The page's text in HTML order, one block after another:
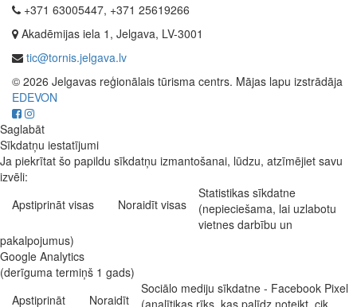
+371 63005447, +371 25619266
Akadēmijas iela 1, Jelgava, LV-3001
tic@tornis.jelgava.lv
© 2026 Jelgavas reģionālais tūrisma centrs. Mājas lapu izstrādāja
EDEVON
Saglabāt
Sīkdatņu iestatījumi
Ja piekrītat šo papildu sīkdatņu izmantošanai, lūdzu, atzīmējiet savu
izvēli:
Apstiprināt visas
Noraidīt visas
Statistikas sīkdatne
(nepieciešama, lai uzlabotu
vietnes darbību un
pakalpojumus)
Google Analytics
(derīguma termiņš 1 gads)
Apstiprināt
Noraidīt
Sociālo mediju sīkdatne - Facebook Pixel
(analītikas rīks, kas palīdz noteikt, cik